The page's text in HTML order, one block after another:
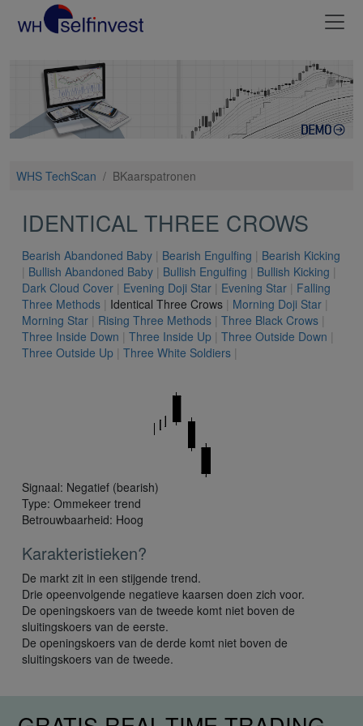
WHS TechScan / BKaarspatronen
IDENTICAL THREE CROWS
Bearish Abandoned Baby | Bearish Engulfing | Bearish Kicking
| Bullish Abandoned Baby | Bullish Engulfing | Bullish Kicking |
Dark Cloud Cover | Evening Doji Star | Evening Star | Falling
Three Methods | Identical Three Crows | Morning Doji Star |
Morning Star | Rising Three Methods | Three Black Crows |
Three Inside Down | Three Inside Up | Three Outside Down |
Three Outside Up | Three White Soldiers |
Signaal: Negatief (bearish)
Type: Ommekeer trend
Betrouwbaarheid: Hoog
Karakteristieken?
De markt zit in een stijgende trend.
Drie opeenvolgende negatieve kaarsen doen zich voor.
De openingskoers van de tweede komt niet boven de
sluitingskoers van de eerste.
De openingskoers van de derde komt niet boven de
sluitingskoers van de tweede.